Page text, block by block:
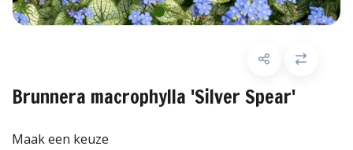
Brunnera macrophylla 'Silver Spear'
Maak een keuze